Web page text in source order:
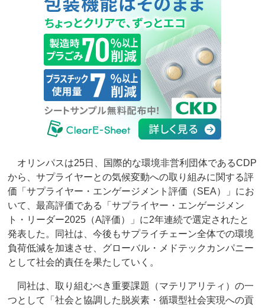
オリンパスは25日、国際的な環境非営利団体であるCDP
から、サプライヤーとの気候変動への取り組みに関する評
価「サプライヤー・エンゲージメント評価（SEA）」にお
いて、最高評価である「サプライヤー・エンゲージメン
ト・リーダー2025（A評価）」に2年連続で選定されたと
発表した。同社は、今後もサプライチェーン全体での環境
負荷低減を加速させ、グローバル・メドテックカンパニー
として社会的責任を果たしていく。
同社は、取り組むべき重要課題（マテリアリティ）の一
つとして「社会と協調した脱炭素・循環型社会実現への貢